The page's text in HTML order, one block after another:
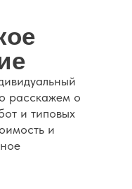
расскажем о
и типовых
и